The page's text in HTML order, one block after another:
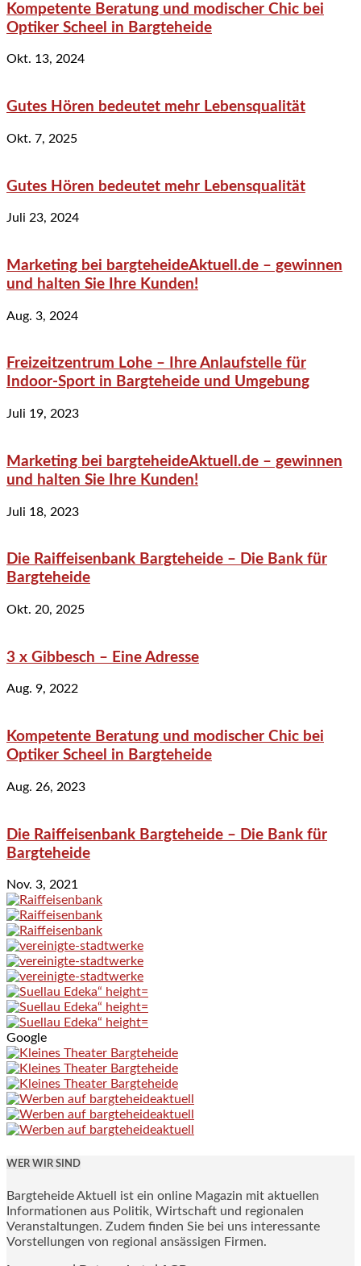
Kompetente Beratung und modischer Chic bei
Optiker Scheel in Bargteheide
Okt. 13, 2024
Gutes Hören bedeutet mehr Lebensqualität
Okt. 7, 2025
Gutes Hören bedeutet mehr Lebensqualität
Juli 23, 2024
Marketing bei bargteheideAktuell.de – gewinnen
und halten Sie Ihre Kunden!
Aug. 3, 2024
Freizeitzentrum Lohe – Ihre Anlaufstelle für
Indoor-Sport in Bargteheide und Umgebung
Juli 19, 2023
Marketing bei bargteheideAktuell.de – gewinnen
und halten Sie Ihre Kunden!
Juli 18, 2023
Die Raiffeisenbank Bargteheide – Die Bank für
Bargteheide
Okt. 20, 2025
3 x Gibbesch – Eine Adresse
Aug. 9, 2022
Kompetente Beratung und modischer Chic bei
Optiker Scheel in Bargteheide
Aug. 26, 2023
Die Raiffeisenbank Bargteheide – Die Bank für
Bargteheide
Nov. 3, 2021
Google
WER WIR SIND
Bargteheide Aktuell ist ein online Magazin mit aktuellen
Informationen aus Politik, Wirtschaft und regionalen
Veranstaltungen. Zudem finden Sie bei uns interessante
Vorstellungen von regional ansässigen Firmen.